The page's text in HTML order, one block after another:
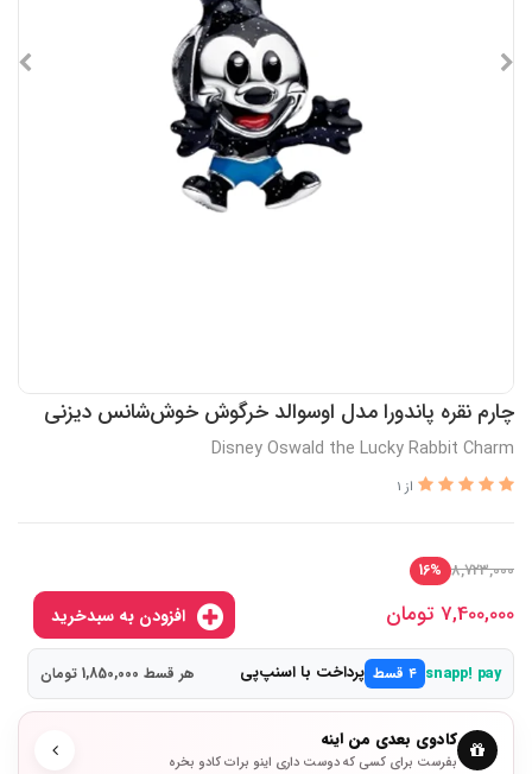
چارم نقره پاندورا مدل اوسوالد خرگوش خوش‌شانس دیزنی
Disney Oswald the Lucky Rabbit Charm
از 1
8,723,000
16%
7,400,000 تومان
snapp! pay ۴ قسط پرداخت با اسنپ‌پی هر قسط 1,850,000 تومان
کادوی بعدی من اینه
بفرست برای کسی که دوست داری اینو برات کادو بخره